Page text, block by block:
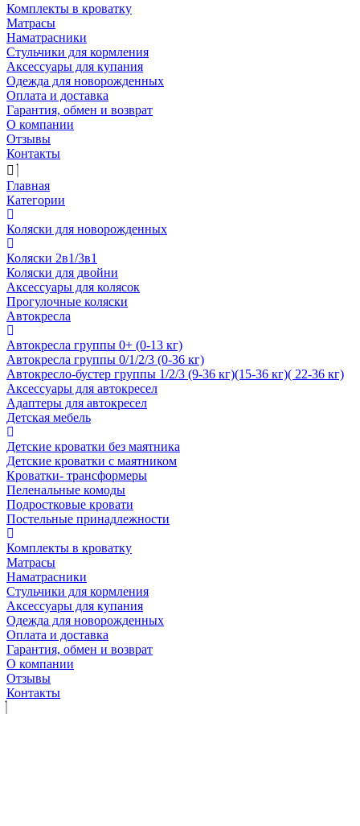
Комплекты в кроватку
Матрасы
Наматрасники
Стульчики для кормления
Аксессуары для купания
Одежда для новорожденных
Оплата и доставка
Гарантия, обмен и возврат
О компании
Отзывы
Контакты
Главная
Категории
Коляски для новорожденных
Коляски 2в1/3в1
Коляски для двойни
Аксессуары для колясок
Прогулочные коляски
Автокресла
Автокресла группы 0+ (0-13 кг)
Автокресла группы 0/1/2/3 (0-36 кг)
Автокресло-бустер группы 1/2/3 (9-36 кг)(15-36 кг)( 22-36 кг)
Аксессуары для автокресел
Адаптеры для автокресел
Детская мебель
Детские кроватки без маятника
Детские кроватки с маятником
Кроватки- трансформеры
Пеленальные комоды
Подростковые кровати
Постельные принадлежности
Комплекты в кроватку
Матрасы
Наматрасники
Стульчики для кормления
Аксессуары для купания
Одежда для новорожденных
Оплата и доставка
Гарантия, обмен и возврат
О компании
Отзывы
Контакты